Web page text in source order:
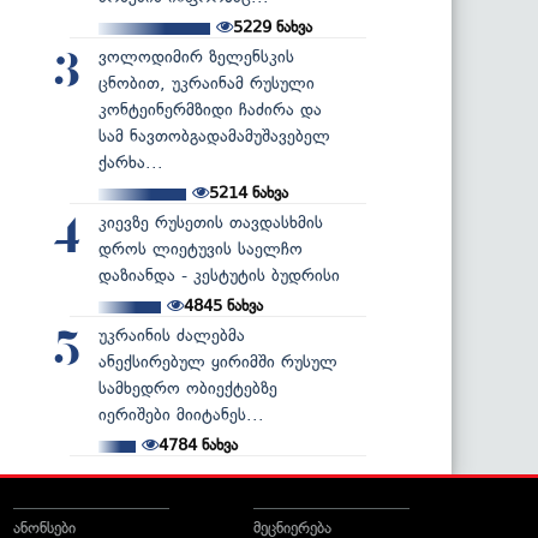
5229 ნახვა
3
ვოლოდიმირ ზელენსკის
ცნობით, უკრაინამ რუსული
კონტეინერმზიდი ჩაძირა და
სამ ნავთობგადამამუშავებელ
ქარხა...
5214ნახვა
4
კიევზე რუსეთის თავდასხმის
დროს ლიეტუვის საელჩო
დაზიანდა - კესტუტის ბუდრისი
4845ნახვა
5
უკრაინის ძალებმა
ანექსირებულ ყირიმში რუსულ
სამხედრო ობიექტებზე
იერიშები მიიტანეს...
4784ნახვა
ანონსები მეცნიერება